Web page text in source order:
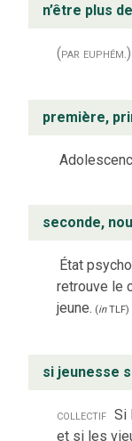
n’être plus
(par euphém.)
première,
seconde,
État
retrouve le
jeune. (inTLF)
si jeunesse
collectif Si
et si les